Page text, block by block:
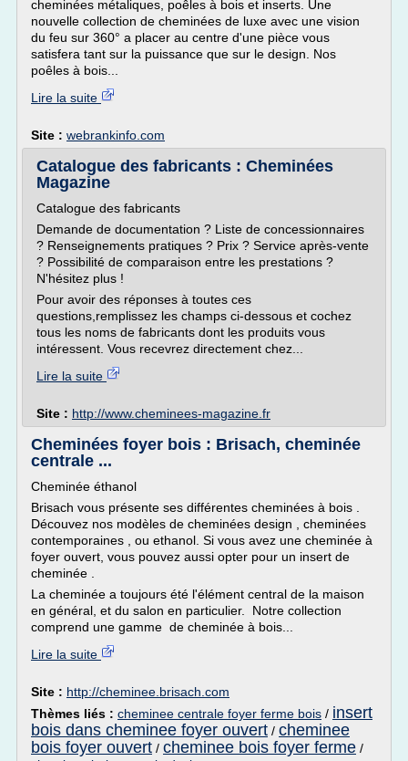
cheminées métaliques, poêles à bois et inserts. Une
nouvelle collection de cheminées de luxe avec une vision
du feu sur 360° a placer au centre d'une pièce vous
satisfera tant sur la puissance que sur le design. Nos
poêles à bois...
Lire la suite
Site : webrankinfo.com
Catalogue des fabricants : Cheminées
Magazine
Catalogue des fabricants
Demande de documentation ? Liste de concessionnaires
? Renseignements pratiques ? Prix ? Service après-vente
? Possibilité de comparaison entre les prestations ?
N'hésitez plus !
Pour avoir des réponses à toutes ces
questions,remplissez les champs ci-dessous et cochez
tous les noms de fabricants dont les produits vous
intéressent. Vous recevrez directement chez...
Lire la suite
Site : http://www.cheminees-magazine.fr
Cheminées foyer bois : Brisach, cheminée
centrale ...
Cheminée éthanol
Brisach vous présente ses différentes cheminées à bois .
Découvez nos modèles de cheminées design , cheminées
contemporaines , ou ethanol. Si vous avez une cheminée à
foyer ouvert, vous pouvez aussi opter pour un insert de
cheminée .
La cheminée a toujours été l'élément central de la maison
en général, et du salon en particulier. Notre collection
comprend une gamme de cheminée à bois...
Lire la suite
Site : http://cheminee.brisach.com
Thèmes liés : cheminee centrale foyer ferme bois / insert
bois dans cheminee foyer ouvert / cheminee
bois foyer ouvert / cheminee bois foyer ferme /